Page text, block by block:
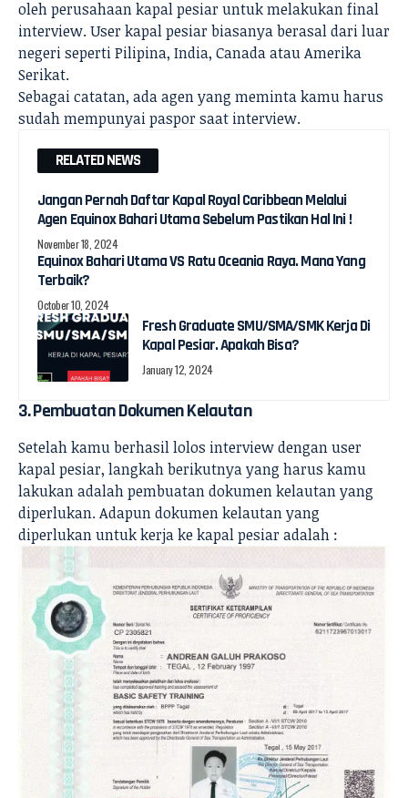
oleh perusahaan kapal pesiar untuk melakukan final
interview. User kapal pesiar biasanya berasal dari luar
negeri seperti Pilipina, India, Canada atau Amerika
Serikat.
Sebagai catatan, ada agen yang meminta kamu harus
sudah mempunyai paspor saat interview.
RELATED NEWS
Jangan Pernah Daftar Kapal Royal Caribbean Melalui
Agen Equinox Bahari Utama Sebelum Pastikan Hal Ini !
November 18, 2024
Equinox Bahari Utama VS Ratu Oceania Raya. Mana Yang
Terbaik?
October 10, 2024
Fresh Graduate SMU/SMA/SMK Kerja Di
Kapal Pesiar. Apakah Bisa?
January 12, 2024
3. Pembuatan Dokumen Kelautan
Setelah kamu berhasil lolos interview dengan user
kapal pesiar, langkah berikutnya yang harus kamu
lakukan adalah pembuatan dokumen kelautan yang
diperlukan. Adapun dokumen kelautan yang
diperlukan untuk kerja ke kapal pesiar adalah :